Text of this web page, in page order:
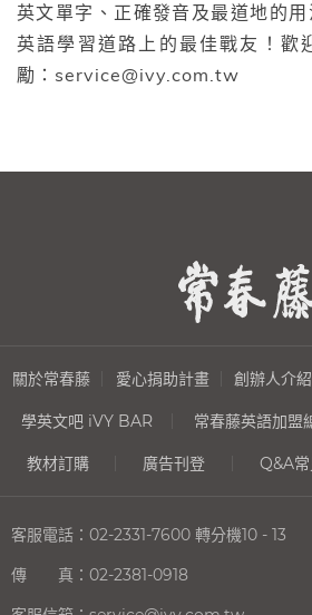
英文單字、正確發音及最道地的
英語學習道路上的最佳戰友！歡
勵：service@ivy.com.tw
關於常春藤 愛心捐助計畫 創辦人介紹
學英文吧 iVY BAR 常春藤英語加盟
教材訂購 廣告刊登 Q&A
客服電話： 02-2331-7600 轉分機10 - 13
傳 真： 02-2381-0918